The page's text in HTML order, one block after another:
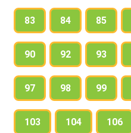
83 84 85
90 92 93
97 98 99
103 104 106